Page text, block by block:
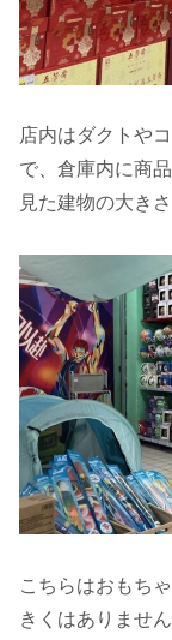
店内はダクトや
で、倉庫内に商
見た建物の大き
こちらはおもち
きくはありませ